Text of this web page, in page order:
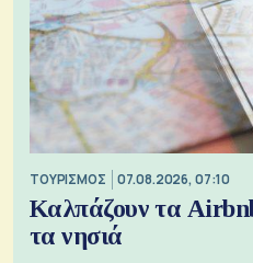
ΤΟΥΡΙΣΜΟΣ 07.08.2026, 07:10
Καλπάζουν τα
τα νησιά